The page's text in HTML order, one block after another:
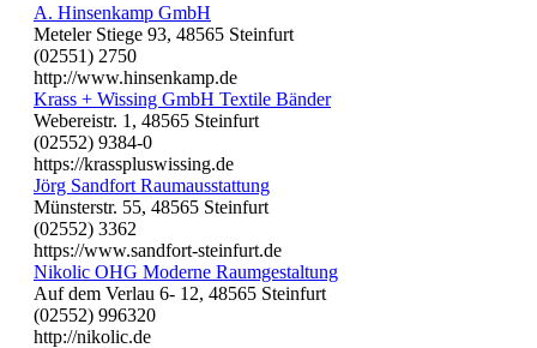
A. Hinsenkamp GmbH
Meteler Stiege 93, 48565 Steinfurt
(02551) 2750
http://www.hinsenkamp.de
Krass + Wissing GmbH Textile Bänder
Webereistr. 1, 48565 Steinfurt
(02552) 9384-0
https://krasspluswissing.de
Jörg Sandfort Raumausstattung
Münsterstr. 55, 48565 Steinfurt
(02552) 3362
https://www.sandfort-steinfurt.de
Nikolic OHG Moderne Raumgestaltung
Auf dem Verlau 6- 12, 48565 Steinfurt
(02552) 996320
http://nikolic.de